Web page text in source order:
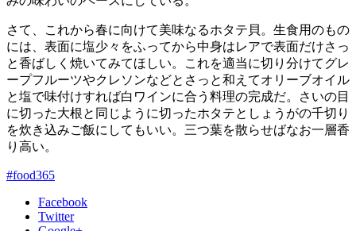
さて、これから春に向けて美味なるホタテ貝。生食用のもの
には、表面に塩少々をふってから中身はレアで表面だけさっ
と香ばしく焼いてみてほしい。これを適当に切り分けてグレ
ープフルーツやクレソンなどとさっと和えてオリーブオイル
と塩で味付けすれば白ワインに合う料理の完成だ。さいの目
に切った大根と同じように切ったホタテとしょうがの千切り
を炊き込みご飯にしてもいい。三つ葉を散らせばなお一層香
り高い。
#food365
Facebook
Twitter